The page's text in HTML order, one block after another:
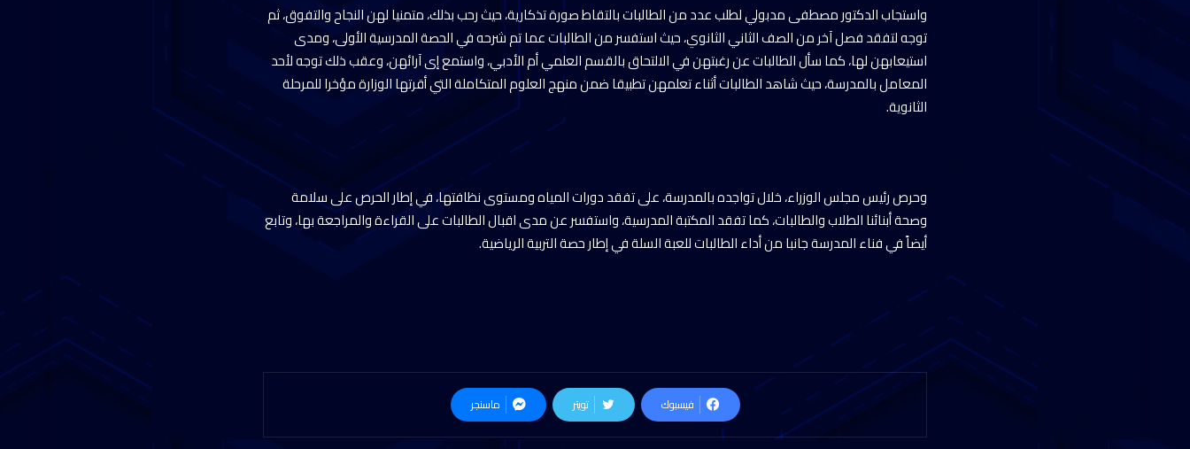
واستجاب الدكتور مصطفى مدبولي لطلب عدد من الطالبات بالتقاط صورة تذكارية، حيث رحب بذلك، متمنيا لهن النجاح والتفوق، ثم
توجه لتفقد فصل آخر من الصف الثاني الثانوي، حيث استفسر من الطالبات عما تم شرحه في الحصة المدرسية الأولى، ومدى
استيعابهن لها، كما سأل الطالبات عن رغبتهن في الالتحاق بالقسم العلمي أم الأدبي، واستمع إى آرائهن، وعقب ذلك توجه لأحد
المعامل بالمدرسة، حيث شاهد الطالبات أثناء تعلمهن تطبيقا ضمن منهج العلوم المتكاملة التي أقرتها الوزارة مؤخرا للمرحلة
الثانوية.
وحرص رئيس مجلس الوزراء، خلال تواجده بالمدرسة، على تفقد دورات المياه ومستوى نظافتها، في إطار الحرص على سلامة
وصحة أبنائنا الطلاب والطالبات، كما تفقد المكتبة المدرسية، واستفسر عن مدى اقبال الطالبات على القراءة والمراجعة بها، وتابع
أيضاً في فناء المدرسة جانبا من أداء الطالبات للعبة السلة في إطار حصة التربية الرياضية.
فيسبوك تويتر ماسنجر